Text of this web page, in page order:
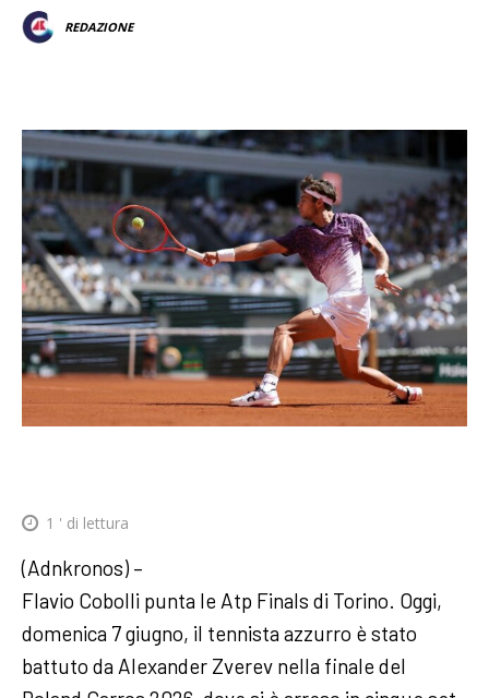
REDAZIONE
1 ' di lettura
(Adnkronos) –
Flavio Cobolli punta le Atp Finals di Torino. Oggi,
domenica 7 giugno, il tennista azzurro è stato
battuto da Alexander Zverev nella finale del